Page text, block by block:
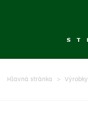
Hlavná stránka Výrobky